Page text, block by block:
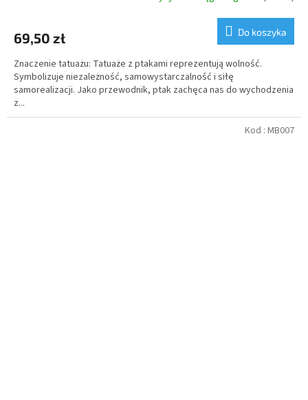
69,50 zł Do koszyka
Znaczenie tatuażu: Tatuaże z ptakami reprezentują wolność.
Symbolizuje niezależność, samowystarczalność i siłę
samorealizacji. Jako przewodnik, ptak zachęca nas do wychodzenia
z...
Kod : MB007